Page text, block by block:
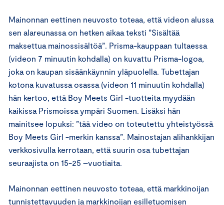
Mainonnan eettinen neuvosto toteaa, että videon alussa
sen alareunassa on hetken aikaa teksti ”Sisältää
maksettua mainossisältöä”. Prisma-kauppaan tultaessa
(videon 7 minuutin kohdalla) on kuvattu Prisma-logoa,
joka on kaupan sisäänkäynnin yläpuolella. Tubettajan
kotona kuvatussa osassa (videon 11 minuutin kohdalla)
hän kertoo, että Boy Meets Girl -tuotteita myydään
kaikissa Prismoissa ympäri Suomen. Lisäksi hän
mainitsee lopuksi: ”tää video on toteutettu yhteistyössä
Boy Meets Girl -merkin kanssa”. Mainostajan alihankkijan
verkkosivulla kerrotaan, että suurin osa tubettajan
seuraajista on 15-25 –vuotiaita.
Mainonnan eettinen neuvosto toteaa, että markkinoijan
tunnistettavuuden ja markkinoijan esilletuomisen